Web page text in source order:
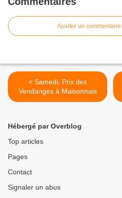
Ajouter un commentaire
< Samedi, Prix des
Vendanges à Maisonnais
Hébergé par Overblog
Top articles
Pages
Contact
Signaler un abus